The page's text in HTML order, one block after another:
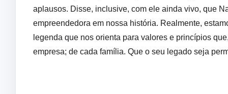
aplausos. Disse, inclusive, com ele ainda vivo, que
empreendedora em nossa história. Realmente,
legenda que nos orienta para valores e princípios
empresa; de cada família. Que o seu legado seja